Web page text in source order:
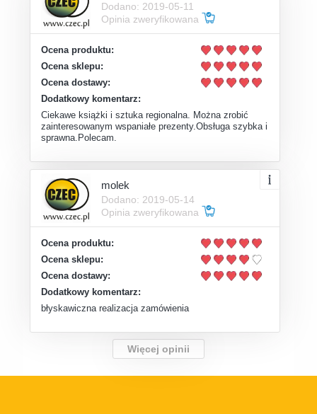
Dodano: 2019-05-11
Opinia zweryfikowana
Ocena produktu:
Ocena sklepu:
Ocena dostawy:
Dodatkowy komentarz:
Ciekawe książki i sztuka regionalna. Można zrobić
zainteresowanym wspaniałe prezenty.Obsługa szybka i
sprawna.Polecam.
molek
Dodano: 2019-05-14
Opinia zweryfikowana
Ocena produktu:
Ocena sklepu:
Ocena dostawy:
Dodatkowy komentarz:
błyskawiczna realizacja zamówienia
Więcej opinii